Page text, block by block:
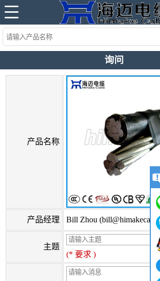
询问
产品名称
产品经理 Bill Zhou
主题
(* 要求 )